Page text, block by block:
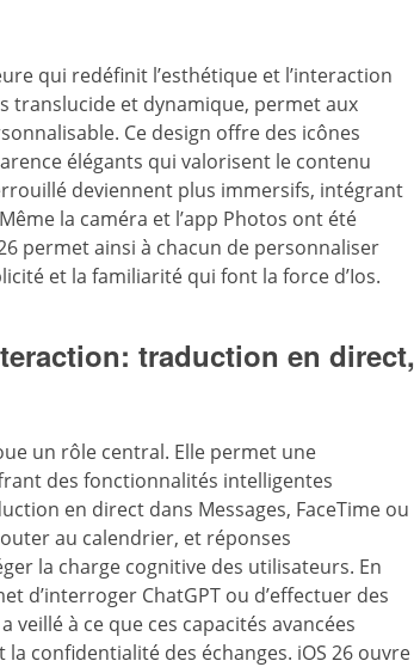
qui redéfinit l’esthétique et l’interaction
translucide et dynamique, permet aux
Ce design offre des icônes
élégants qui valorisent le contenu
deviennent plus immersifs, intégrant
la caméra et l’app Photos ont été
permet ainsi à chacun de personnaliser
et la familiarité qui font la force d’Ios.
traduction en direct,
un rôle central. Elle permet une
des fonctionnalités intelligentes
en direct dans Messages, FaceTime ou
au calendrier, et réponses
la charge cognitive des utilisateurs. En
d’interroger ChatGPT ou d’effectuer des
veillé à ce que ces capacités avancées
confidentialité des échanges. iOS 26 ouvre